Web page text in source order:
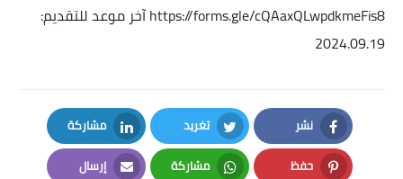
https://forms.gle/cQAaxQLwpdkmeFis8آخر موعد للتقديم:
2024.09.19
نشر
Facebook
تغريد
Twitter
مشاركة
LinkedIn
حفظ مشاركة إرسال